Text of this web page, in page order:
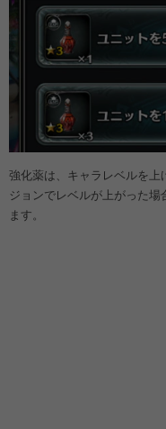
強化薬は、キャラレベルを上
ジョンでレベルが上がった
ます。